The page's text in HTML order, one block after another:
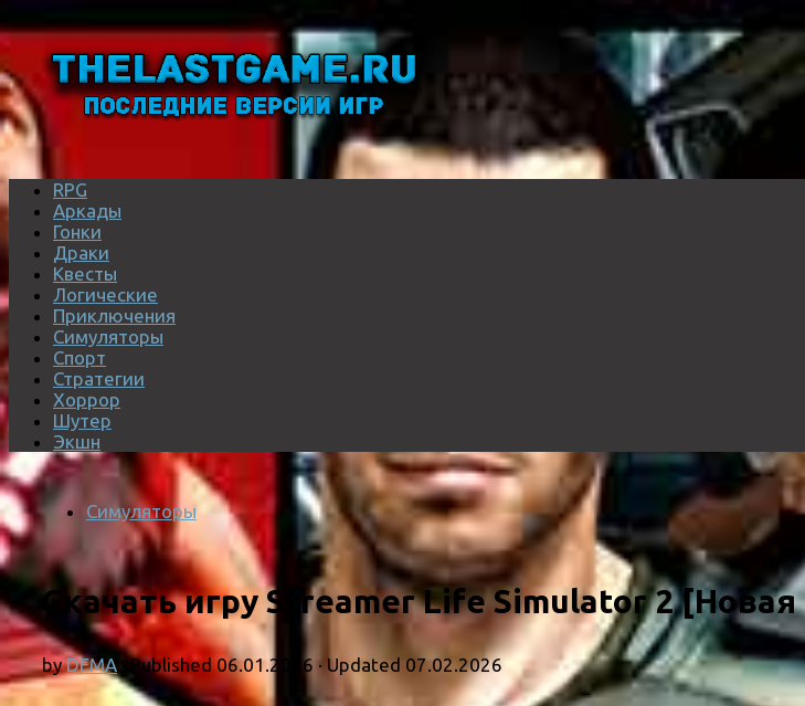
RPG
Аркады
Гонки
Драки
Квесты
Логические
Приключения
Симуляторы
Спорт
Стратегии
Хоррор
Шутер
Экшн
Симуляторы
Скачать игру Streamer Life Simulator 2 [Новая
byDEMA · Published06.01.2026 · Updated 07.02.2026